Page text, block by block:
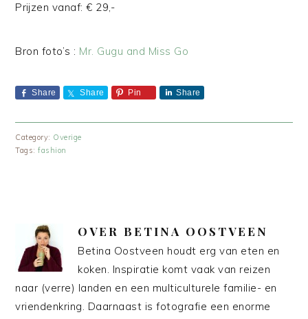
Prijzen vanaf: € 29,-
Bron foto’s : Mr. Gugu and Miss Go
Share Share Pin Share
Category: Overige
Tags:fashion
OVER BETINA OOSTVEEN
Betina Oostveen houdt erg van eten en
koken. Inspiratie komt vaak van reizen
naar (verre) landen en een multiculturele familie- en
vriendenkring. Daarnaast is fotografie een enorme